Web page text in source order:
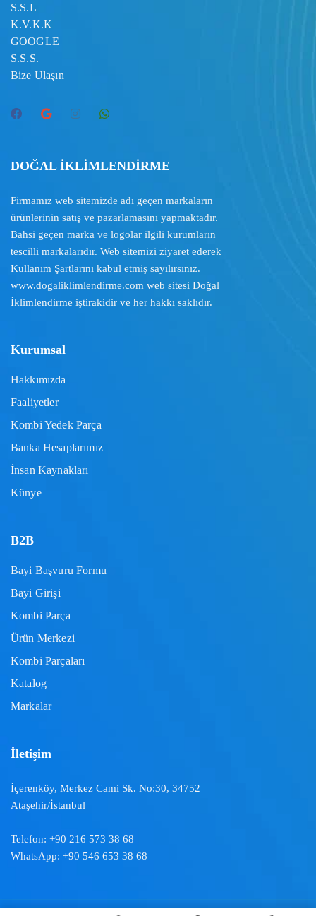
S.S.L
K.V.K.K
GOOGLE
S.S.S.
Bize Ulaşın
DOĞAL İKLİMLENDİRME
Firmamız web sitemizde adı geçen markaların
ürünlerinin satış ve pazarlamasını yapmaktadır.
Bahsi geçen marka ve logolar ilgili kurumların
tescilli markalarıdır. Web sitemizi ziyaret ederek
Kullanım Şartlarını kabul etmiş sayılırsınız.
www.dogaliklimlendirme.com web sitesi Doğal
İklimlendirme iştirakidir ve her hakkı saklıdır.
Kurumsal
Hakkımızda
Faaliyetler
Kombi Yedek Parça
Banka Hesaplarımız
İnsan Kaynakları
Künye
B2B
Bayi Başvuru Formu
Bayi Girişi
Kombi Parça
Ürün Merkezi
Kombi Parçaları
Katalog
Markalar
İletişim
İçerenköy, Merkez Cami Sk. No:30, 34752
Ataşehir/İstanbul
Telefon: +90 216 573 38 68
WhatsApp: +90 546 653 38 68